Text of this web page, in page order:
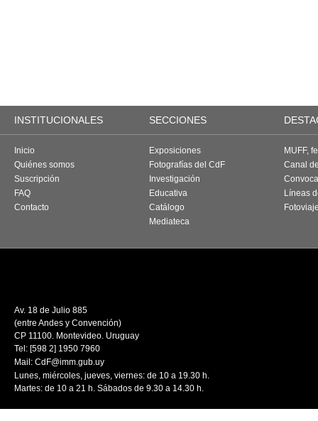
INSTITUCIONALES SECCIONES
Inicio
Quiénes somos
Suscripción
FAQ
Contacto
Exposiciones
Fotografías del CdF
Investigación
Educativa
Catálogo
Mediateca
MUFF,
Canal
Líneas
Av. 18 de Julio 885
(entre Andes y Convención)
CP 11100. Montevideo. Uruguay
Tel: [598 2] 1950 7960
Mail: CdF@imm.gub.uy
Lunes, miércoles, jueves, viernes: de 10 a 19.30 h.
Martes: de 10 a 21 h. Sábados de 9.30 a 14.30 h.